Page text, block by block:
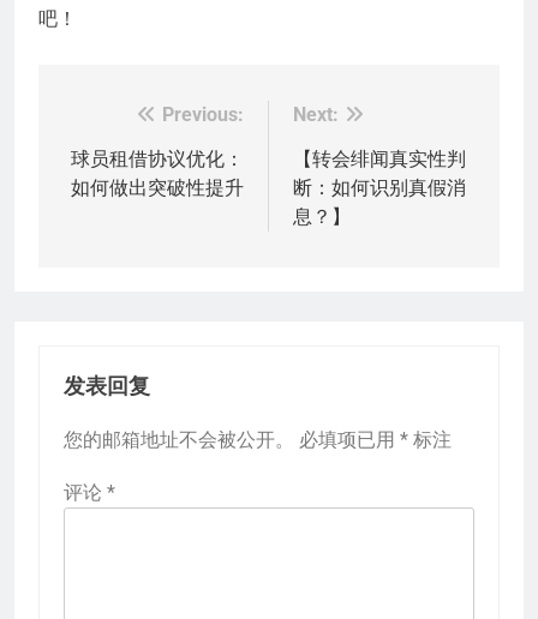
吧！
章
导
Previous:
球员租借协议优化：
如何做出突破性提升
Next:
【转会绯闻真实性判
断：如何识别真假消
息？】
发表回复
您的邮箱地址不会被公开。 必填项已用 * 标注
评论 *